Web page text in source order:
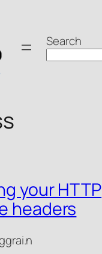
Search
your HTTP
headers